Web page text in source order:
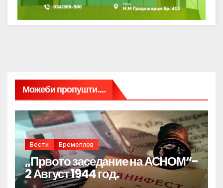
Можеби пропушти....
Вести Времеплов
„Првото заседание на АСНОМ“-
2 Август 1944 год.